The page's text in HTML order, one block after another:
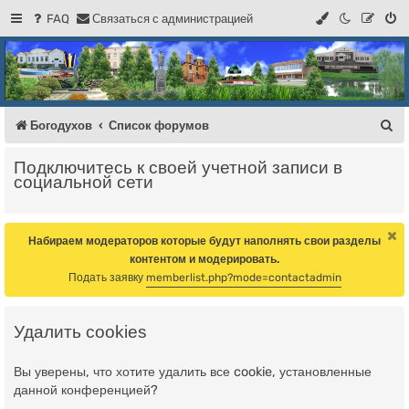
FAQ Связаться с администрацией
Регистрация
Форум Богодухова
Богодухов
Богодухов Список форумов
к
Подключитесь к своей учетной записи в
социальной сети
Набираем модераторов которые будут наполнять свои разделы
контентом и модерировать.
Подать заявку memberlist.php?mode=contactadmin
Удалить cookies
Вы уверены, что хотите удалить все cookie, установленные
данной конференцией?